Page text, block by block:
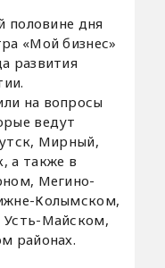
половине дня
«Мой бизнес»
развития
на вопросы
ведут
Мирный,
а также в
Мегино-
Колымском,
Майском,
районах.